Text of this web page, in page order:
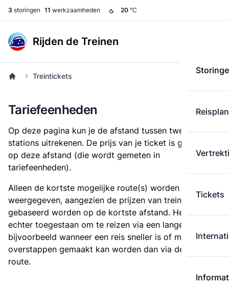
3 storingen 11 werkzaamheden 20 °C
Rijden de Treinen
Tickets
Treintickets
Tariefeenheden
Op deze pagina kun je de afstand tussen twee
stations uitrekenen. De prijs van je ticket is gebaseerd
op deze afstand (die wordt gemeten in
tariefeenheden).
Alleen de kortste mogelijke route(s) worden
weergegeven, aangezien de prijzen van treintickets
gebaseerd worden op de kortste afstand. Het is
echter toegestaan om te reizen via een langere route,
bijvoorbeeld wanneer een reis sneller is of met minder
overstappen gemaakt kan worden dan via de kortste
route.